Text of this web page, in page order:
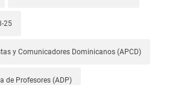
25
y Comunicadores Dominicanos (APCD)
de Profesores (ADP)